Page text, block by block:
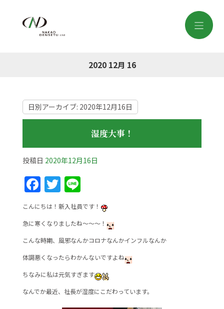
2020 12月 16
日別アーカイブ: 2020年12月16日
湿度大事！
投稿日 2020年12月16日
F
a
c
e
b
o
o
k
T
w
itt
er
Li
n
e
こんにちは！新入社員です！
急に寒くなりましたね～～～！
こんな時期、風邪なんかコロナなんかインフルなんか
体調悪くなったらわかんないですよね
ちなみに私は元気すぎます
なんでか最近、社長が湿度にこだわっています。